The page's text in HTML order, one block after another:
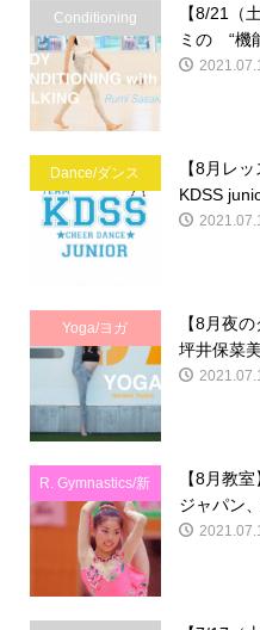
Conditioning
【8/21（
ミの “機
Dance/ダンス
【8月レ
KDSS
Yoga/ヨガ
【8月夜
坪井保菜
R. Gymnastics/新
体操
【8月教
ジャパン